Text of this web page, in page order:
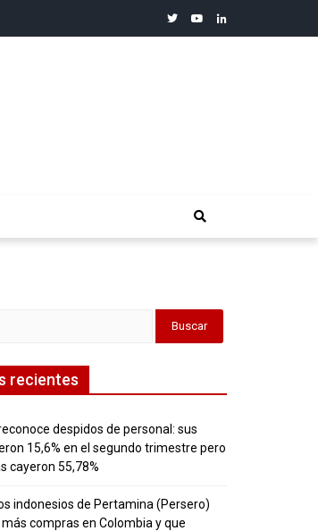
twitteryoutubelinkedin
recientes
despidos de personal: sus
15,6% en el segundo trimestre pero
cayeron 55,78%
indonesios de Pertamina (Persero)
compras en Colombia y que